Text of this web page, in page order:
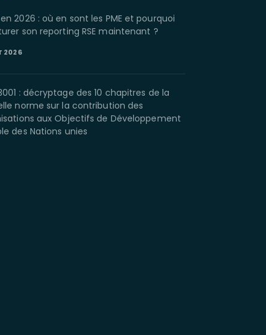
en 2026 : où en sont les PME et pourquoi
son reporting RSE maintenant ?
2026
: décryptage des 10 chapitres de la
norme sur la contribution des
aux Objectifs de Développement
des Nations unies